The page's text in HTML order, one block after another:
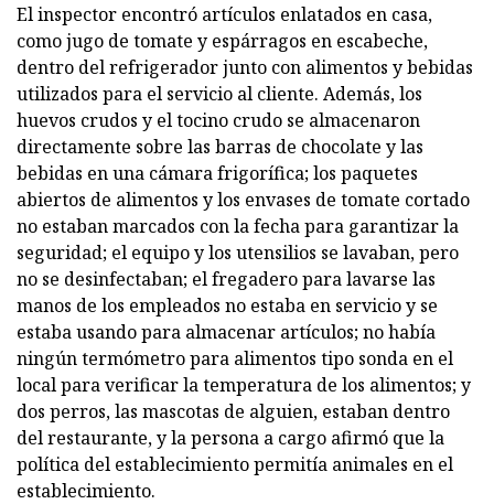
El inspector encontró artículos enlatados en casa,
como jugo de tomate y espárragos en escabeche,
dentro del refrigerador junto con alimentos y bebidas
utilizados para el servicio al cliente. Además, los
huevos crudos y el tocino crudo se almacenaron
directamente sobre las barras de chocolate y las
bebidas en una cámara frigorífica; los paquetes
abiertos de alimentos y los envases de tomate cortado
no estaban marcados con la fecha para garantizar la
seguridad; el equipo y los utensilios se lavaban, pero
no se desinfectaban; el fregadero para lavarse las
manos de los empleados no estaba en servicio y se
estaba usando para almacenar artículos; no había
ningún termómetro para alimentos tipo sonda en el
local para verificar la temperatura de los alimentos; y
dos perros, las mascotas de alguien, estaban dentro
del restaurante, y la persona a cargo afirmó que la
política del establecimiento permitía animales en el
establecimiento.